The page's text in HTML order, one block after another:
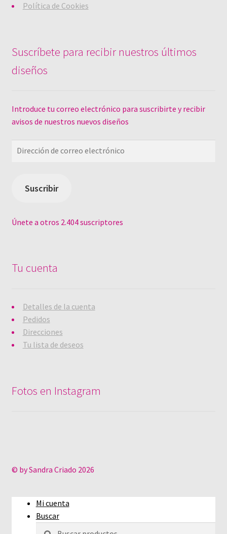
Política de Cookies
Suscríbete para recibir nuestros últimos
diseños
Introduce tu correo electrónico para suscribirte y recibir
avisos de nuestros nuevos diseños
Dirección
electrónico
Suscribir
Únete a otros 2.404 suscriptores
Tu cuenta
Detalles de la cuenta
Pedidos
Direcciones
Tu lista de deseos
Fotos en Instagram
© by Sandra Criado 2026
Mi cuenta
Buscar
Buscar
Buscar